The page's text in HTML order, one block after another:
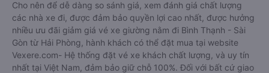
Cho nên để dễ dàng so sánh giá, xem đánh giá chất lượng
các nhà xe đi, được đảm bảo quyền lợi cao nhất, được hưởng
nhiều ưu đãi giảm giá vé xe giường nằm đi Bình Thạnh - Sài
Gòn từ Hải Phòng, hành khách có thể đặt mua tại website
Vexere.com- Hệ thống đặt vé xe khách chất lượng, và uy tín
nhất tại Việt Nam, đảm bảo giữ chỗ 100%. Đối với bất cứ giao